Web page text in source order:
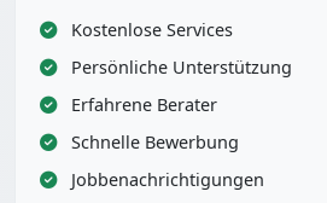
Kostenlose Services
Persönliche Unterstützung
Erfahrene Berater
Schnelle Bewerbung
Jobbenachrichtigungen